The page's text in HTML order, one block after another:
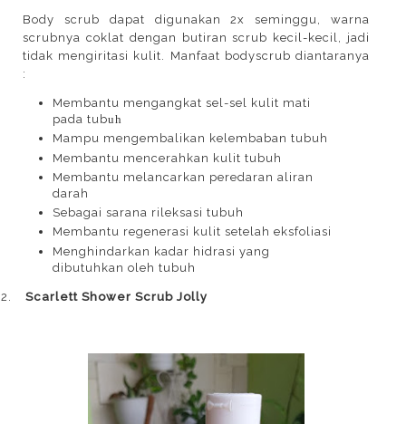
Body scrub dapat digunakan 2x seminggu, warna
scrubnya coklat dengan butiran scrub kecil-kecil, jadi
tidak mengiritasi kulit. Manfaat bodyscrub diantaranya
:
Membantu mengangkat sel-sel kulit mati
pada tubuh
Mampu mengembalikan kelembaban tubuh
Membantu mencerahkan kulit tubuh
Membantu melancarkan peredaran aliran
darah
Sebagai sarana rileksasi tubuh
Membantu regenerasi kulit setelah eksfoliasi
Menghindarkan kadar hidrasi yang
dibutuhkan oleh tubuh
2. Scarlett Shower Scrub Jolly